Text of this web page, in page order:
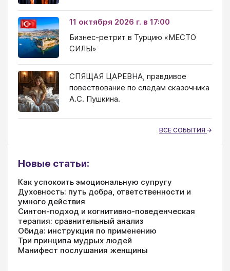
11 октября 2026 г. в 17:00
Бизнес-ретрит в Турцию «МЕСТО
СИЛЫ»
СПЯЩАЯ ЦАРЕВНА, правдивое
повествование по следам сказочника
А.С. Пушкина.
ВСЕ СОБЫТИЯ
Новые статьи:
Как успокоить эмоциональную супругу
Духовность: путь добра, ответственности и
умного действия
Синтон-подход и когнитивно-поведенческая
терапия: сравнительный анализ
Обида: инструкция по применению
Три принципа мудрых людей
Манифест послушания женщины